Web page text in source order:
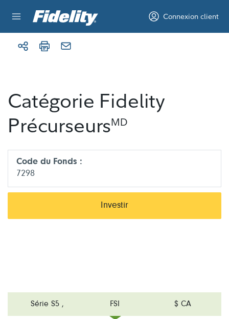
Connexion client
Catégorie Fidelity
PrécurseursMD
Série S5 , FSI $ CA
Code du Fonds :
7298
Investir